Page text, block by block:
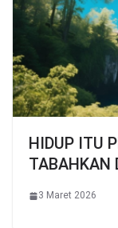
HIDUP ITU
TABAHKAN
3 Maret 2026